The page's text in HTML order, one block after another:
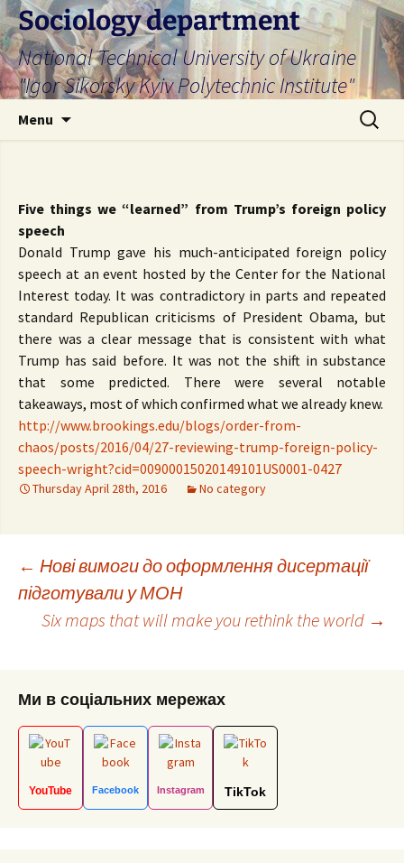
Skip
to
content
Sociology department
National Technical University of Ukraine
"Igor Sikorsky Kyiv Polytechnic Institute"
Menu
Search
for:
Five things we “learned” from Trump’s foreign policy
speech
Donald Trump gave his much-anticipated foreign policy
speech at an event hosted by the Center for the National
Interest today. It was contradictory in parts and repeated
standard Republican criticisms of President Obama, but
there was a clear message that is consistent with what
Trump has said before. It was not the shift in substance
that some predicted. There were several notable
takeaways, most of which confirmed what we already knew.
http://www.brookings.edu/blogs/order-from-
chaos/posts/2016/04/27-reviewing-trump-foreign-policy-
speech-wright?cid=00900015020149101US0001-0427
Thursday April 28th, 2016 No category
Post
navigation
← Нові вимоги до оформлення дисертації
підготували у МОН
Six maps that will make you rethink the world →
Ми в соціальних мережах
YouTube Facebook Instagram TikTok